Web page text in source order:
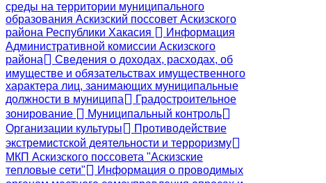
среды на территории муниципального
образования Аскизский поссовет Аскизского
района Республики Хакасия
Информация
Административной комиссии Аскизского
района
Сведения о доходах, расходах, об
имуществе и обязательствах имущественного
характера лиц, занимающих муниципальные
должности в муниципа
Градостроительное
зонирование
Муниципальный контроль
Организации культуры
Противодействие
экстремистской деятельности и терроризму
МКП Аскизского поссовета "Аскизские
тепловые сети"
Информация о проводимых